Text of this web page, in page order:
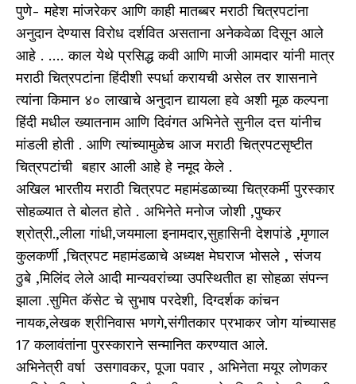
पुणे- महेश मांजरेकर आणि काही मातब्बर मराठी चित्रपटांना
अनुदान देण्यास विरोध दर्शवित असताना अनेकवेळा दिसून आले
आहे . …. काल येथे प्रसिद्ध कवी आणि माजी आमदार यांनी मात्र
मराठी चित्रपटांना हिंदीशी स्पर्धा करायची असेल तर शासनाने
त्यांना किमान ४० लाखाचे अनुदान द्यायला हवे अशी मूळ कल्पना
हिंदी मधील ख्यातनाम आणि दिवंगत अभिनेते सुनील दत्त यांनीच
मांडली होती . आणि त्यांच्यामुळेच आज मराठी चित्रपटसृष्टीत
चित्रपटांची बहार आली आहे हे नमूद केले .
अखिल भारतीय मराठी चित्रपट महामंडळाच्या चित्रकर्मी पुरस्कार
सोहळ्यात ते बोलत होते . अभिनेते मनोज जोशी ,पुष्कर
श्रोत्री.,लीला गांधी,जयमाला इनामदार,सुहासिनी देशपांडे ,मृणाल
कुलकर्णी ,चित्रपट महामंडळाचे अध्यक्ष मेघराज भोसले , संजय
ठुबे ,मिलिंद लेले आदी मान्यवरांच्या उपस्थितीत हा सोहळा संपन्न
झाला .सुमित कॅसेट चे सुभाष परदेशी, दिग्दर्शक कांचन
नायक,लेखक श्रीनिवास भणगे,संगीतकार प्रभाकर जोग यांच्यासह
17 कलावंतांना पुरस्काराने सन्मानित करण्यात आले.
अभिनेत्री वर्षा उसगावकर, पूजा पवार , अभिनेता मयूर लोणकर